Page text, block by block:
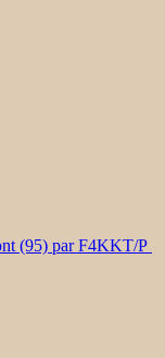
(95) par F4KKT/P